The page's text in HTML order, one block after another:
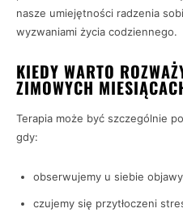
nasze umiejętności radzenia
wyzwaniami życia codziennego.
KIEDY WARTO
ZIMOWYCH
Terapia może być szczególnie
gdy:
obserwujemy u siebie
czujemy się przytłoczeni